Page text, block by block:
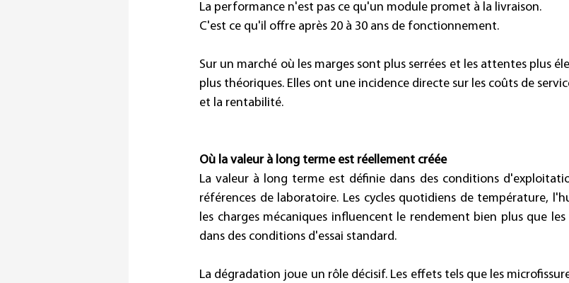
La performance n'est pas ce qu'un module promet à la livraison.
C'est ce qu'il offre après 20 à 30 ans de fonctionnement.
Sur un marché où les marges sont plus serrées et les attentes plus
plus théoriques. Elles ont une incidence directe sur les coûts de
et la rentabilité.
Où la valeur à long terme est réellement créée
La valeur à long terme est définie dans des conditions
références de laboratoire. Les cycles quotidiens de température,
les charges mécaniques influencent le rendement bien plus que les
dans des conditions d'essai standard.
La dégradation joue un rôle décisif. Les effets tels que les